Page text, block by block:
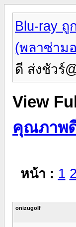
Blu-ray ถู
(พลาซ่าม
ดี ส่งชัวร์
View
คุณภาพดี
หน้า : 1 2
onizugolf